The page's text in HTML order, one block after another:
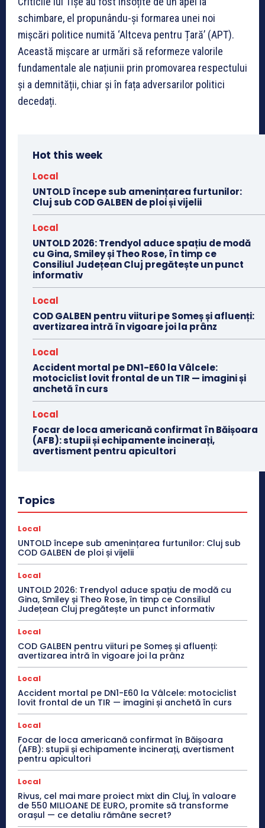
schimbare, el propunându-și formarea unei noi
mișcări politice numită ‘Altceva pentru Țară’ (APT).
Această mișcare ar urmări să reformeze valorile
fundamentale ale națiunii prin promovarea respectului
și a demnității, chiar și în fața adversarilor politici
decedați.
Hot this week
Local
UNTOLD începe sub amenințarea furtunilor:
Cluj sub COD GALBEN de ploi și vijelii
Local
UNTOLD 2026: Trendyol aduce spațiu de modă
cu Gina, Smiley și Theo Rose, în timp ce
Consiliul Județean Cluj pregătește un punct
informativ
Local
COD GALBEN pentru viituri pe Someș și afluenți:
avertizarea intră în vigoare joi la prânz
Local
Accident mortal pe DN1-E60 la Vâlcele:
motociclist lovit frontal de un TIR — imagini și
anchetă în curs
Local
Focar de loca americană confirmat în Băișoara
(AFB): stupii și echipamente incinerați,
avertisment pentru apicultori
Topics
Local
UNTOLD începe sub amenințarea furtunilor: Cluj sub
COD GALBEN de ploi și vijelii
Local
UNTOLD 2026: Trendyol aduce spațiu de modă cu
Gina, Smiley și Theo Rose, în timp ce Consiliul
Județean Cluj pregătește un punct informativ
Local
COD GALBEN pentru viituri pe Someș și afluenți:
avertizarea intră în vigoare joi la prânz
Local
Accident mortal pe DN1-E60 la Vâlcele: motociclist
lovit frontal de un TIR — imagini și anchetă în curs
Local
Focar de loca americană confirmat în Băișoara
(AFB): stupii și echipamente incinerați, avertisment
pentru apicultori
Local
Rivus, cel mai mare proiect mixt din Cluj, în valoare
de 550 MILIOANE DE EURO, promite să transforme
orașul — ce detaliu rămâne secret?